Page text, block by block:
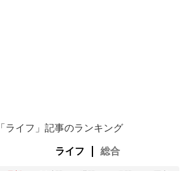
「ライフ」記事のランキング
ライフ 総合